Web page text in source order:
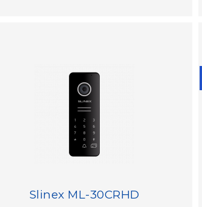
Slinex ML-30CRHD